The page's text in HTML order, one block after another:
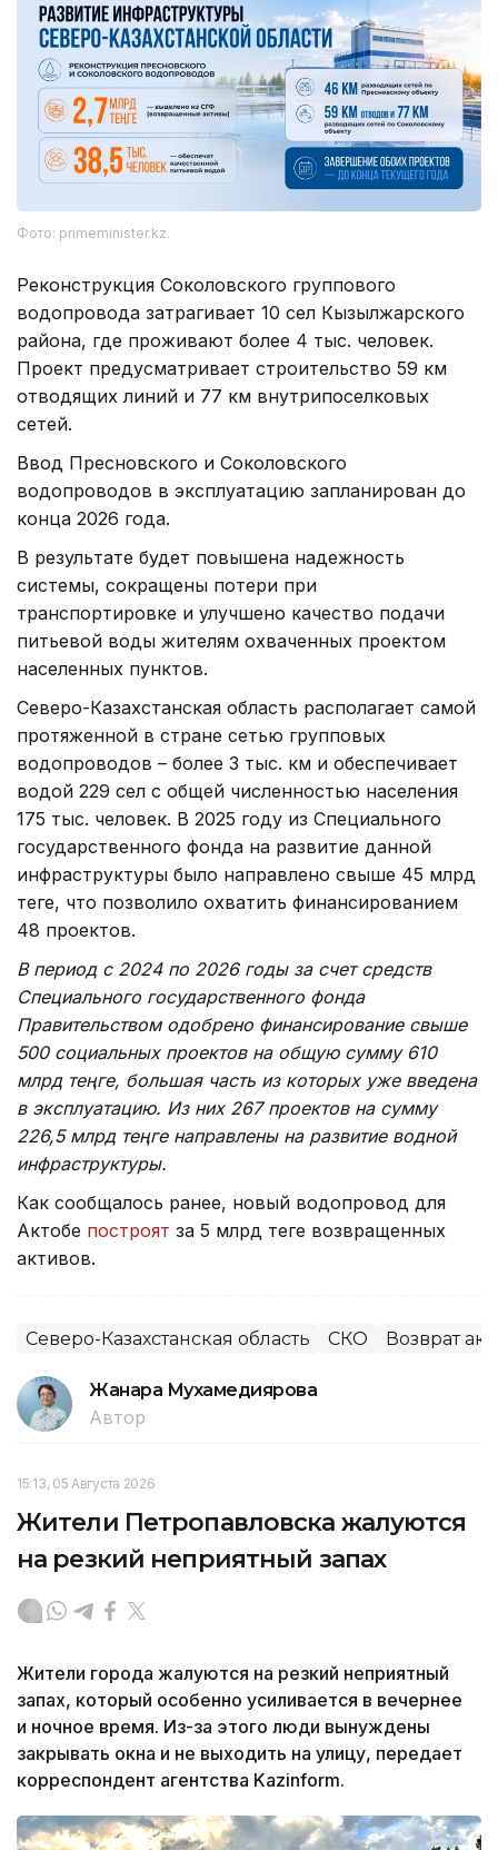
Фото: primeminister.kz.
Реконструкция Соколовского группового
водопровода затрагивает 10 сел Кызылжарского
района, где проживают более 4 тыс. человек.
Проект предусматривает строительство 59 км
отводящих линий и 77 км внутрипоселковых
сетей.
Ввод Пресновского и Соколовского
водопроводов в эксплуатацию запланирован до
конца 2026 года.
В результате будет повышена надежность
системы, сокращены потери при
транспортировке и улучшено качество подачи
питьевой воды жителям охваченных проектом
населенных пунктов.
Северо-Казахстанская область располагает самой
протяженной в стране сетью групповых
водопроводов – более 3 тыс. км и обеспечивает
водой 229 сел с общей численностью населения
175 тыс. человек. В 2025 году из Специального
государственного фонда на развитие данной
инфраструктуры было направлено свыше 45 млрд
теңге, что позволило охватить финансированием
48 проектов.
В период с 2024 по 2026 годы за счет средств
Специального государственного фонда
Правительством одобрено финансирование свыше
500 социальных проектов на общую сумму 610
млрд теңге, большая часть из которых уже введена
в эксплуатацию. Из них 267 проектов на сумму
226,5 млрд теңге направлены на развитие водной
инфраструктуры.
Как сообщалось ранее, новый водопровод для
Актобе построят за 5 млрд теңге возвращенных
активов.
Северо-Казахстанская область СКО Возврат
Жанара Мухамедиярова
Автор
15:13, 05 Августа 2026
Жители Петропавловска жалуются
на резкий неприятный запах
Жители города жалуются на резкий неприятный
запах, который особенно усиливается в вечернее
и ночное время. Из-за этого люди вынуждены
закрывать окна и не выходить на улицу, передает
корреспондент агентства Kazinform.